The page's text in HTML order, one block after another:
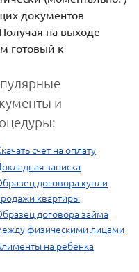
документов
на выходе
готовый к
и
счет на оплату
записка
договора купли
квартиры
договора займа
физическими лицами
на ребенка